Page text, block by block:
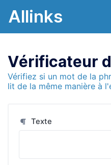
Allinks
Vérificateur
Vérifiez si un mot de la
lit de la même manière à
Texte